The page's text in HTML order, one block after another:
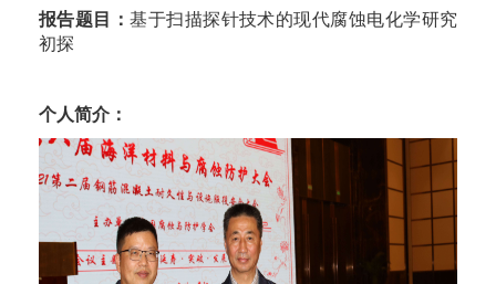
报告题目：基于扫描探针技术的现代腐蚀电化学研究
初探
个人简介：